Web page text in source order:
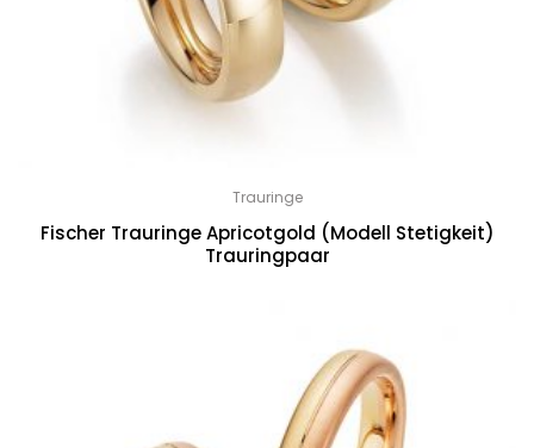
Trauringe
Fischer Trauringe Apricotgold (Modell Stetigkeit)
Trauringpaar